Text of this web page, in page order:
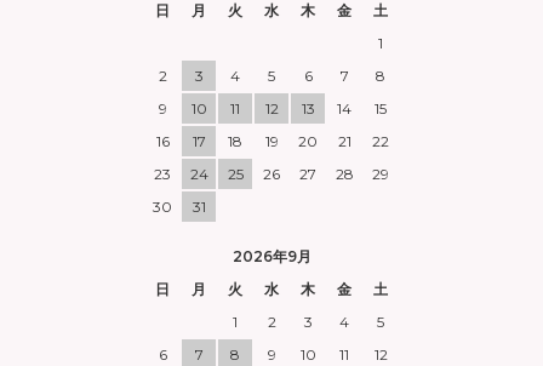
日
月 火 水 木 金
土
1
2
3 4 5 6 7
8
9
10 11 12 13 14
15
16
17 18 19 20 21
22
23
24 25 26 27 28
29
30
31
2026年9月
日
月 火 水 木 金
土
1
2 3 4
5
6
7 8 9 10 11
12